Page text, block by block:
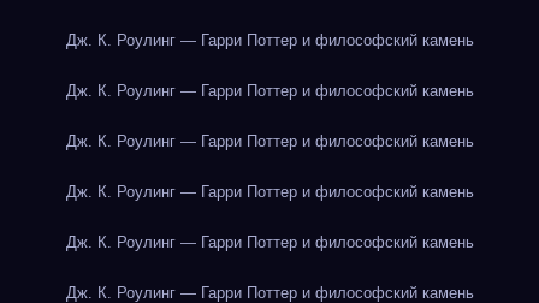
Дж. К. Роулинг — Гарри Поттер и философский камень
Дж. К. Роулинг — Гарри Поттер и философский камень
Дж. К. Роулинг — Гарри Поттер и философский камень
Дж. К. Роулинг — Гарри Поттер и философский камень
Дж. К. Роулинг — Гарри Поттер и философский камень
Дж. К. Роулинг — Гарри Поттер и философский камень